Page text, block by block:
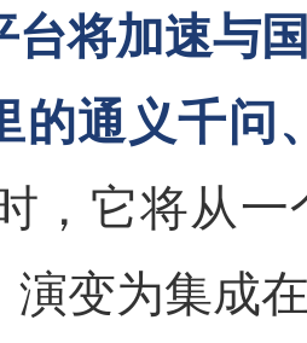
将加速与
的通义千问
，它将从
演变为集成